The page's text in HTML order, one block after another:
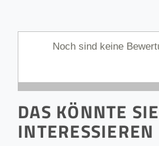
Noch sind keine
DAS KÖNNTE
INTERESSIEREN